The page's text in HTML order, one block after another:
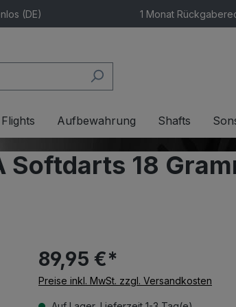
(DE) 1 Monat
Flights Aufbewahrung Shafts
Softdarts 18
89,95 €*
Preise inkl. MwSt. zzgl. Versandkosten